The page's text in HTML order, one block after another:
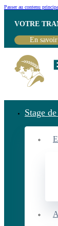
Passer au contenu
VOTRE
En
Stage